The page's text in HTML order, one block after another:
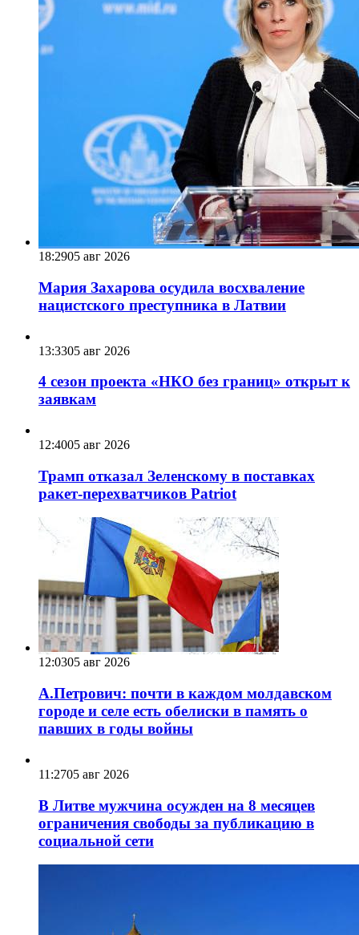
18:2905 авг 2026
Мария Захарова осудила восхваление
нацистского преступника в Латвии
13:3305 авг 2026
4 сезон проекта «НКО без границ» открыт к
заявкам
12:4005 авг 2026
Трамп отказал Зеленскому в поставках
ракет-перехватчиков Patriot
12:0305 авг 2026
А.Петрович: почти в каждом молдавском
городе и селе есть обелиски в память о
павших в годы войны
11:2705 авг 2026
В Литве мужчина осужден на 8 месяцев
ограничения свободы за публикацию в
социальной сети